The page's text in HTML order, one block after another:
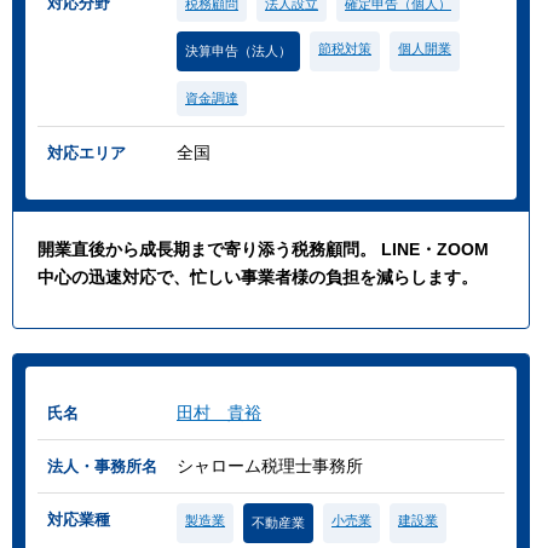
税務顧問 法人設立 確定申告（個人）
決算申告（法人） 節税対策 個人開業
資金調達
対応エリア 全国
開業直後から成長期まで寄り添う税務顧問。 LINE・ZOOM
中心の迅速対応で、忙しい事業者様の負担を減らします。
氏名 田村 貴裕
法人・事務所名 シャローム税理士事務所
対応業種 製造業 不動産業 小売業 建設業